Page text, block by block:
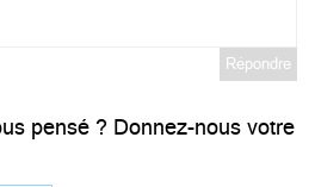
Répondre
pensé ? Donnez-nous votre